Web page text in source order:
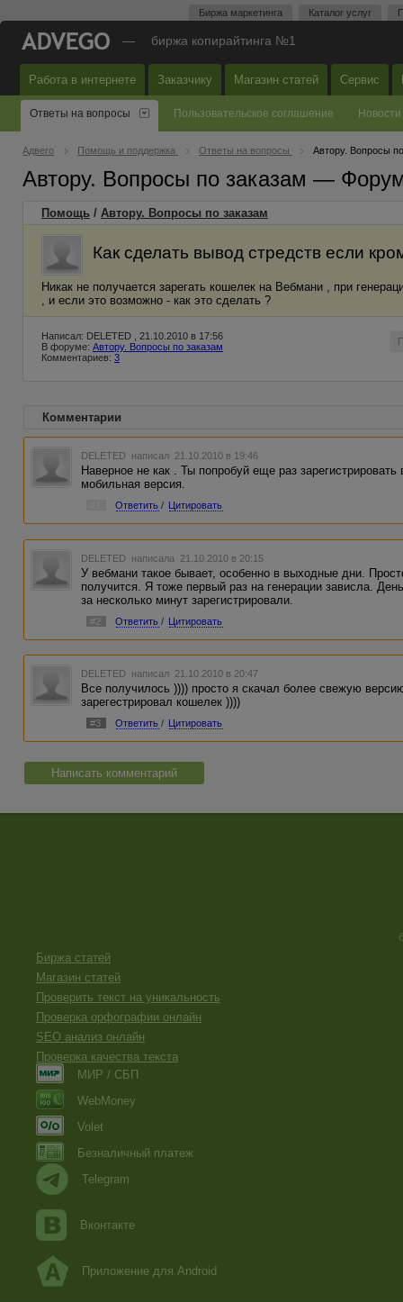
Биржа маркетинга Каталог услуг
— биржа копирайтинга №1
Работа в интернете Заказчику Магазин статей Сервис
Ответы на вопросы Пользовательское соглашение Новости
Адвего Помощь и поддержка Ответы на вопросы Автору. Вопросы
Автору. Вопросы по заказам —
Помощь / Автору. Вопросы по заказам
Как сделать вывод стредств если
Никак не получается зарегать кошелек на Вебмани , при
, и если это возможно - как это сделать ?
Написал: DELETED , 21.10.2010 в 17:56
В форуме: Автору. Вопросы по заказам
Комментариев: 3
Комментарии
DELETED написал 21.10.2010 в 19:46
Наверное не как . Ты попробуй еще раз
мобильная версия.
Ответить / Цитировать
DELETED написала 21.10.2010 в 20:15
У вебмани такое бывает, особенно в выходные дни.
получится. Я тоже первый раз на генерации зависла.
за несколько минут зарегистрировали.
#2 Ответить / Цитировать
DELETED написал 21.10.2010 в 20:47
Все получилось )))) просто я скачал более свежую
зарегестрировал кошелек ))))
#3 Ответить / Цитировать
Написать комментарий
Биржа статей
Магазин статей
Проверить текст на уникальность
Проверка орфографии онлайн
SEO анализ онлайн
Проверка качества текста
МИР / СБП
WebMoney
Volet
Безналичный платеж
Telegram
Вконтакте
Приложение для Android